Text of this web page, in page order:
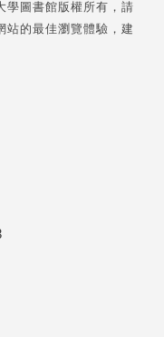
學圖書館版權所有，請
站的最佳瀏覽體驗，建